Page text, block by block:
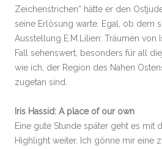
Zeichenstrichen“ hätte er den
seine Erlösung warte. Egal, ob dem
Ausstellung E.M.Lilien: Träumen von
Fall sehenswert, besonders für all
wie ich, der Region des Nahen
zugetan sind.
Iris Hassid: A place of our own
Eine gute Stunde später geht es mit
Highlight weiter. Ich gönne mir eine